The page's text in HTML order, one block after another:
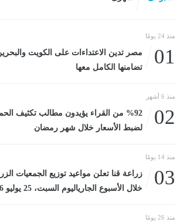
منذ 24 يومًا
01
مصر تدين الاعتداءات على الكويت
تضامنها الكامل معها
منذ 6 أشهر
02
%92 من القراء يؤيدون مطالب تكثيف
لضبط الأسعار خلال شهر رمضان
منذ 14 يومًا
03
زراعة قنا تعلن مواعيد توزيع الجمعيات
خلال الأسبوع الجارياليوم السبت، 25 يوليو 2026 04:00 مـ
منذ 26 يومًا